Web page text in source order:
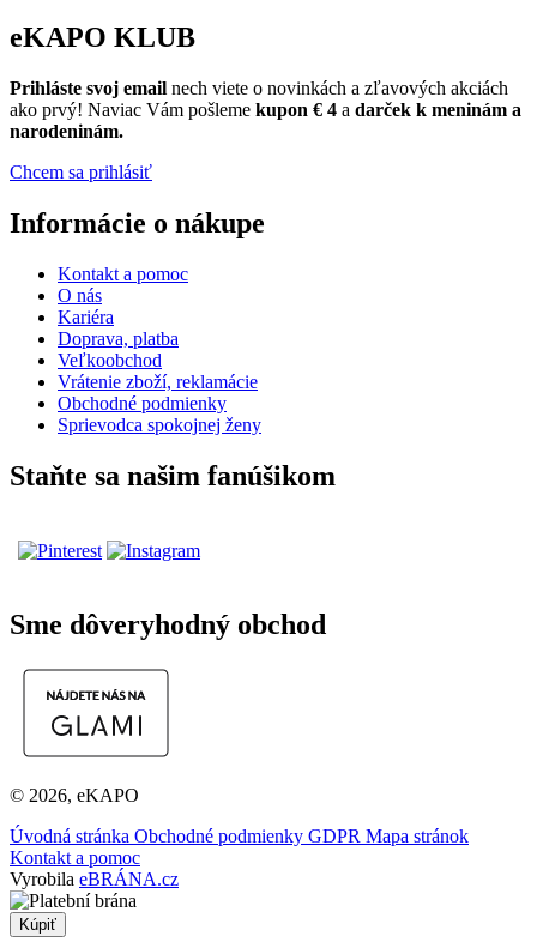
eKAPO KLUB
Prihláste svoj email nech viete o novinkách a zľavových akciách
ako prvý! Naviac Vám pošleme kupon € 4 a darček k meninám a
narodeninám.
Chcem sa prihlásiť
Informácie o nákupe
Kontakt a pomoc
O nás
Kariéra
Doprava, platba
Veľkoobchod
Vrátenie zboží, reklamácie
Obchodné podmienky
Sprievodca spokojnej ženy
Staňte sa našim fanúšikom
Sme dôveryhodný obchod
© 2026, eKAPO
Úvodná stránka Obchodné podmienky GDPR Mapa stránok
Kontakt a pomoc
Vyrobila eBRÁNA.cz
Kúpiť